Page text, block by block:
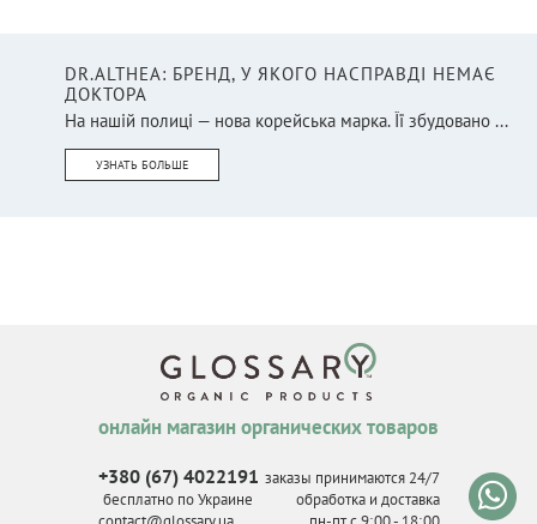
DR.ALTHEA: БРЕНД, У ЯКОГО НАСПРАВДІ НЕМАЄ
ДОКТОРА
На нашій полиці — нова корейська марка. Її збудовано ...
УЗНАТЬ БОЛЬШЕ
онлайн магазин органических товаров
+380 (67) 4022191
бесплатно по Украине
заказы принимаются 24/7
обработка и доставка